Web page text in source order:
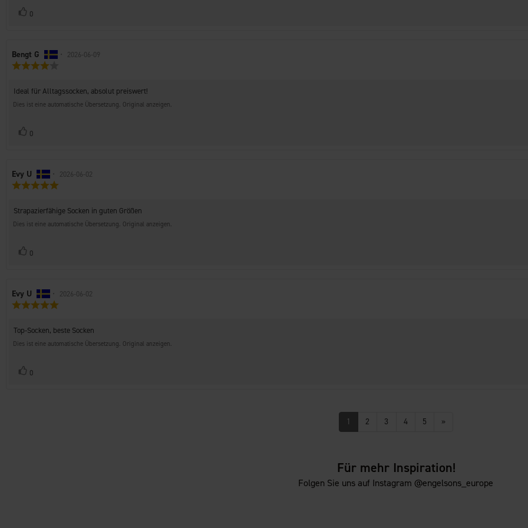
Stimme
0
Autor
der
Bengt G • Bewertungsdatum:
2026-06-09
5
Sternen
Rezensionstext:
Ideal für Alltagssocken, absolut preiswert!
Dies ist eine automatische Übersetzung. Original anzeigen.
Stimme
0
Autor
der
Evy U • Bewertungsdatum:
2026-06-02
5
Sternen
Rezensionstext:
Strapazierfähige Socken in guten Größen
Dies ist eine automatische Übersetzung. Original anzeigen.
Stimme
0
Autor
der
Evy U • Bewertungsdatum:
2026-06-02
5
Sternen
Rezensionstext:
Top-Socken, beste Socken
Dies ist eine automatische Übersetzung. Original anzeigen.
Stimme
0
1 2 3 4 5 »
Für mehr Inspiration!
Folgen Sie uns auf Instagram @engelsons_europe